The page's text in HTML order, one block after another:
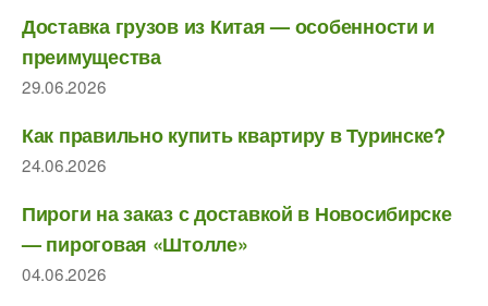
Доставка грузов из Китая — особенности и
преимущества
29.06.2026
Как правильно купить квартиру в Туринске?
24.06.2026
Пироги на заказ с доставкой в Новосибирске
— пироговая «Штолле»
04.06.2026